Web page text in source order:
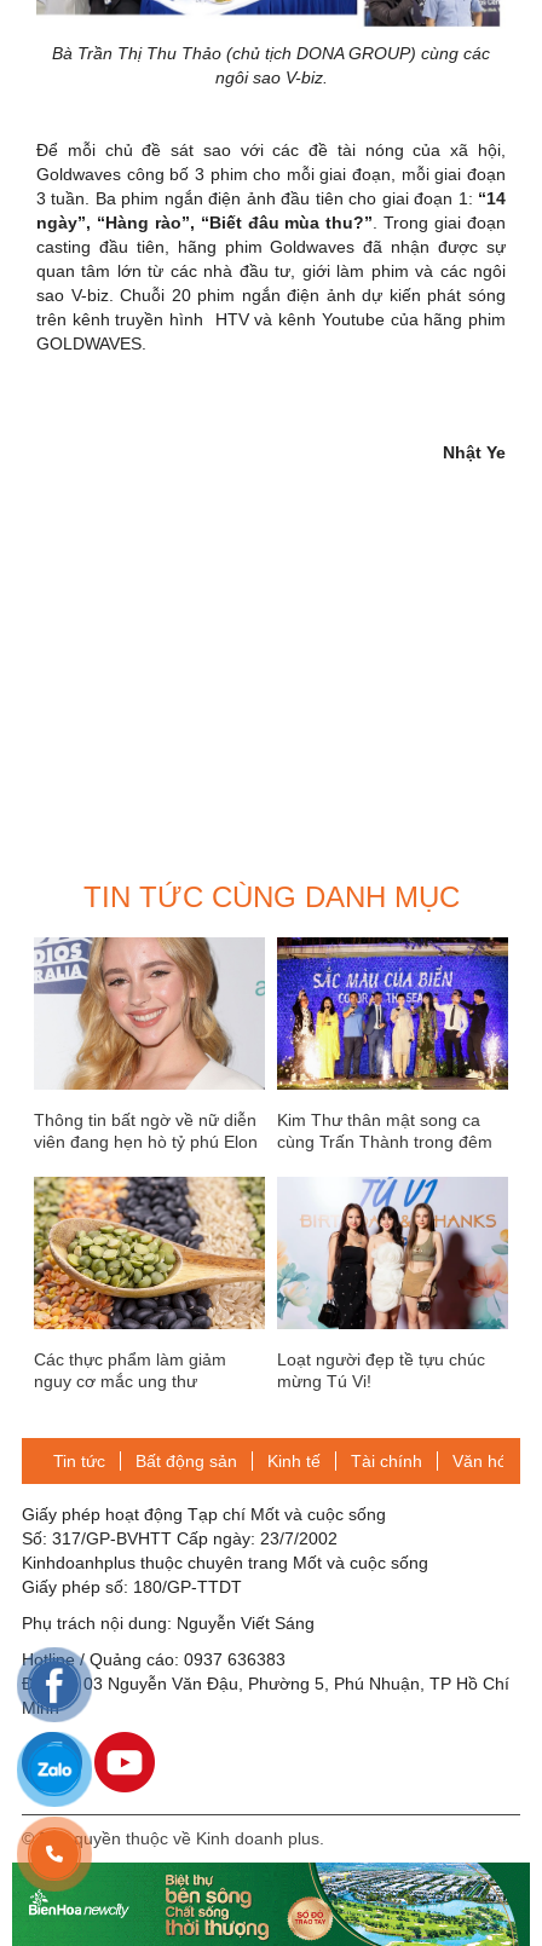
Bà Trần Thị Thu Thảo (chủ tịch DONA GROUP) cùng các
ngôi sao V-biz.
Để mỗi chủ đề sát sao với các đề tài nóng của xã hội,
Goldwaves công bố 3 phim cho mỗi giai đoạn, mỗi giai đoạn
3 tuần. Ba phim ngắn điện ảnh đầu tiên cho giai đoạn 1: “14
ngày”, “Hàng rào”, “Biết đâu mùa thu?”. Trong giai đoạn
casting đầu tiên, hãng phim Goldwaves đã nhận được sự
quan tâm lớn từ các nhà đầu tư, giới làm phim và các ngôi
sao V-biz. Chuỗi 20 phim ngắn điện ảnh dự kiến phát sóng
trên kênh truyền hình HTV và kênh Youtube của hãng phim
GOLDWAVES.
Nhật Ye
TIN TỨC CÙNG DANH MỤC
Thông tin bất ngờ về nữ diễn
viên đang hẹn hò tỷ phú Elon
Kim Thư thân mật song ca
cùng Trấn Thành trong đêm
Các thực phẩm làm giảm
nguy cơ mắc ung thư
Loạt người đẹp tề tựu chúc
mừng Tú Vi!
Tin tức Bất động sản Kinh tế Tài chính Văn hóa-
Giấy phép hoạt động Tạp chí Mốt và cuộc sống
Số: 317/GP-BVHTT Cấp ngày: 23/7/2002
Kinhdoanhplus thuộc chuyên trang Mốt và cuộc sống
Giấy phép số: 180/GP-TTDT
Phụ trách nội dung: Nguyễn Viết Sáng
Hotline / Quảng cáo: 0937 636383
Địa chỉ: 03 Nguyễn Văn Đậu, Phường 5, Phú Nhuận, TP Hồ Chí
Minh
© Bản quyền thuộc về Kinh doanh plus.